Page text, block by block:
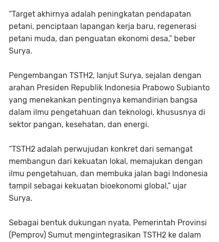
“Target akhirnya adalah peningkatan pendapatan
petani, penciptaan lapangan kerja baru, regenerasi
petani muda, dan penguatan ekonomi desa,” beber
Surya.
Pengembangan TSTH2, lanjut Surya, sejalan dengan
arahan Presiden Republik Indonesia Prabowo Subianto
yang menekankan pentingnya kemandirian bangsa
dalam ilmu pengetahuan dan teknologi, khususnya di
sektor pangan, kesehatan, dan energi.
“TSTH2 adalah perwujudan konkret dari semangat
membangun dari kekuatan lokal, memajukan dengan
ilmu pengetahuan, dan membuka jalan bagi Indonesia
tampil sebagai kekuatan bioekonomi global,” ujar
Surya.
Sebagai bentuk dukungan nyata, Pemerintah Provinsi
(Pemprov) Sumut mengintegrasikan TSTH2 ke dalam